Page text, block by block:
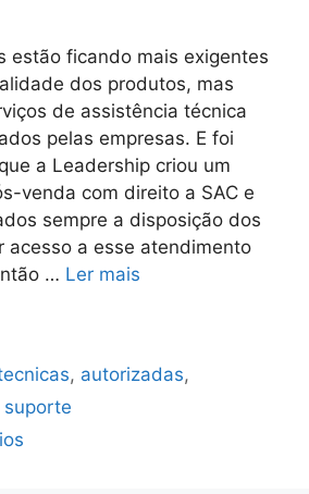
estão ficando mais exigentes
dos produtos, mas
de assistência técnica
pelas empresas. E foi
a Leadership criou um
venda com direito a SAC e
sempre a disposição dos
acesso a esse atendimento
… Ler mais
, autorizadas,
suporte